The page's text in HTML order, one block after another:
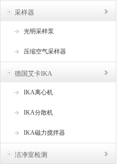
采样器
光明采样泵
压缩空气采样器
德国艾卡IKA
IKA离心机
IKA分散机
IKA磁力搅拌器
洁净室检测